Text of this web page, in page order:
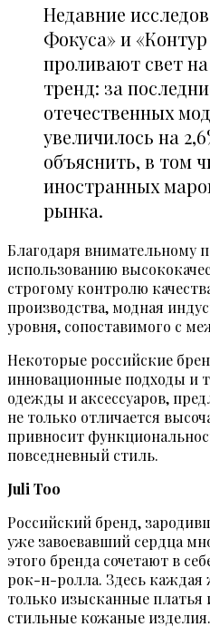
Недавние
Фокуса» и
проливают свет
тренд: за
отечественных
увеличилось на
объяснить, в том
иностранных
рынка.
Благодаря внимательному
использованию
строгому контролю
производства, модная
уровня, сопоставимого с
Некоторые российские
инновационные подходы и
одежды и аксессуаров,
не только отличается
привносит
повседневный стиль.
Juli Too
Российский бренд,
уже завоевавший сердца
этого бренда сочетают в
рок-н-ролла. Здесь
только изысканные
стильные кожаные изделия.